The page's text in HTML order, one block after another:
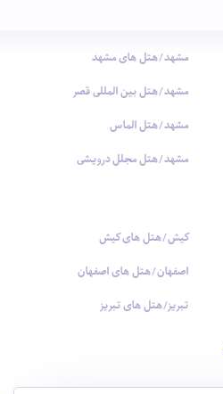
مشهد/هتل های مشهد
مشهد/هتل بین المللی قصر
مشهد/هتل الماس
مشهد/هتل مجلل درویشی
کیش/هتل های کیش
اصفهان/هتل های اصفهان
تبریز/هتل های تبریز